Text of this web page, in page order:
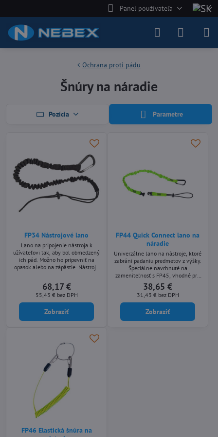
Panel používateľa
Ochrana proti pádu
Šnúry na náradie
Pozícia Parametre
FP34 Nástrojové lano
Lano na pripojenie nástroja k
užívateľovi tak, aby bol obmedzený
ich pád. Možno ho pripevniť na
opasok alebo na zápästie. Nástroje
karabínkou. Bezpečná pracovná
váha 9kg.
68,17 €
55,43 € bez DPH
Zobraziť
FP44 Quick Connect lano na
náradie
Univerzálne lano na nástroje, ktoré
zabráni padaniu predmetov z výšky.
Špeciálne navrhnuté na
zameniteľnosť s FP45, vhodné pre
rýchlu a jednoduchú výmenu
viacerých nástrojov. Bezpečné
pracovné zaťaženie 2.5 kg
38,65 €
31,43 € bez DPH
Zobraziť
FP46 Elastická šnúra na